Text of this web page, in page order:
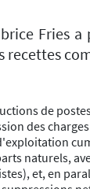
recettes
de
des
naturels,
et, en